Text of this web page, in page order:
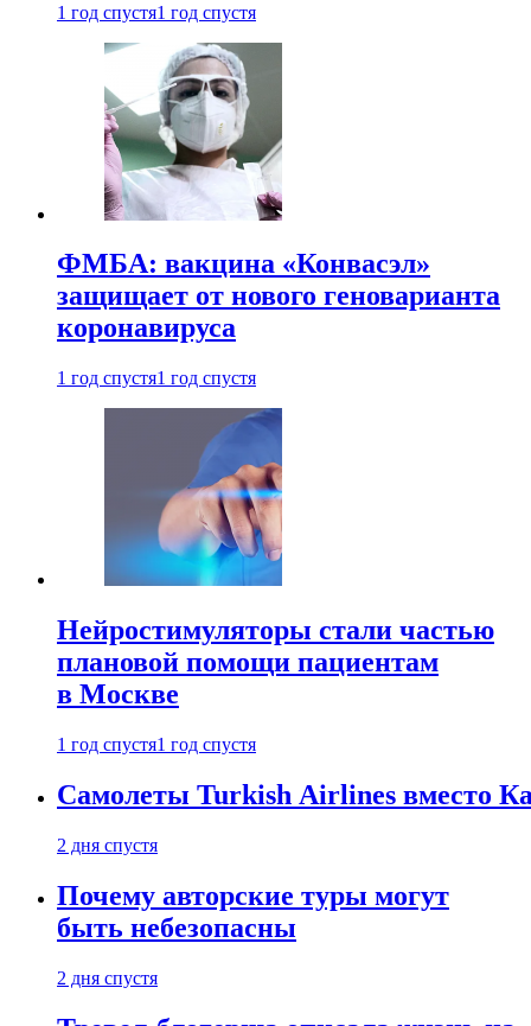
1 год спустя1 год спустя
ФМБА: вакцина «Конвасэл»
защищает от нового геноварианта
коронавируса
1 год спустя1 год спустя
Нейростимуляторы стали частью
плановой помощи пациентам
в Москве
1 год спустя1 год спустя
Самолеты Turkish Airlines вместо
2 дня спустя
Почему авторские туры могут
быть небезопасны
2 дня спустя